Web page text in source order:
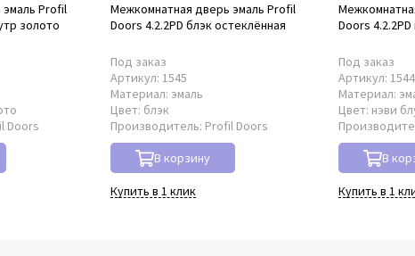
Profil
золото
Doors
Межкомнатная дверь эмаль Profil
Doors 4.2.2PD блэк остеклённая
Под заказ
Артикул: 1545
Материал: эмаль
Цвет: блэк
Производитель: Profil Doors
В корзину
Купить в 1 клик
Doors
Под заказ
Артикул: 1544
Материал:
Цвет: нэви
В
Купить в 1